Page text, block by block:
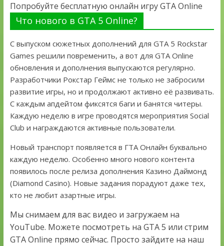
Попробуйте бесплатную онлайн игру GTA Online
Что нового в GTA 5 Online?
С выпуском сюжетных дополнений для GTA 5 Rockstar
Games решили повременить, а вот для GTA Online
обновления и дополнения выпускаются регулярно.
Разработчики Рокстар Геймс не только не забросили
развитие игры, но и продолжают активно её развивать.
С каждым апдейтом фиксятся баги и банятся читеры.
Каждую неделю в игре проводятся мероприятия Social
Club и награждаются активные пользователи.
Новый транспорт появляется в ГТА Онлайн буквально
каждую неделю. Особенно много нового контента
появилось после релиза дополнения Казино Даймонд
(Diamond Casino). Новые задания порадуют даже тех,
кто не любит азартные игры.
Мы снимаем для вас видео и загружаем на
YouTube. Можете посмотреть на GTA 5 или стрим
GTA Online прямо сейчас. Просто зайдите на наш